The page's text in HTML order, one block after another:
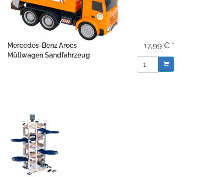
Mercedes-Benz Arocs
Müllwagen Sandfahrzeug
17,99 € *